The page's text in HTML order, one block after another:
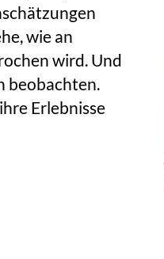
wie an
wird. Und
beobachten.
Erlebnisse